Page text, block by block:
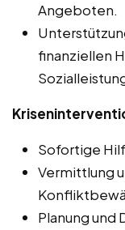
Angeboten.
finanziellen
Sofortige
Vermittlung
Planung und